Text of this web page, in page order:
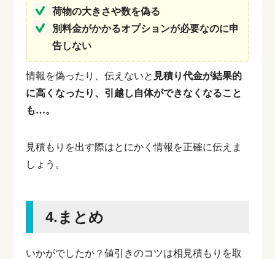
荷物の大きさや数を偽る
別料金がかかるオプションが必要なのに申
告しない
情報を偽ったり、伝えないと 見積り代金が結果的
に高くなったり、引越し自体ができなくなること
も…。
見積もりを出す際はとにかく情報を正確に伝えま
しょう。
4.まとめ
いかがでしたか？値引きのコツは相見積もりを取